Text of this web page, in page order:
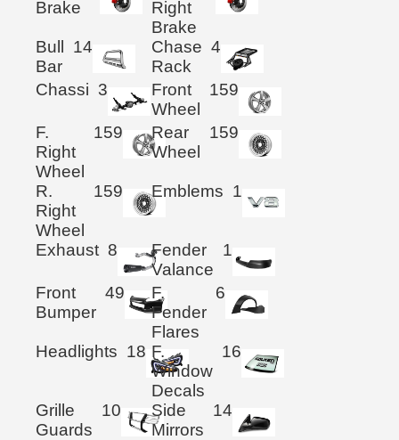
Brake
Right
Brake
Bull
Bar
14
Chase
Rack
4
Chassi 3
Front
Wheel
159
F.
Right
Wheel
159
Rear
Wheel
159
R.
Right
Wheel
159 Emblems 1
Exhaust 8
Fender
Valance
1
Front
Bumper
49
F.
Fender
Flares
6
Headlights 18 F.
Window
Decals
16
Grille
Guards
10
Side
Mirrors
14